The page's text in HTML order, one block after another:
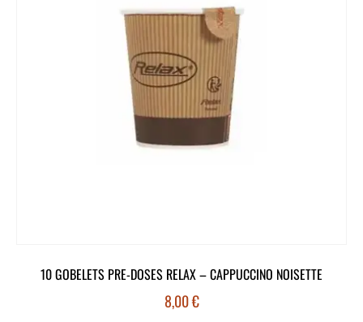
10 GOBELETS PRE-DOSES RELAX – CAPPUCCINO NOISETTE
8,00€